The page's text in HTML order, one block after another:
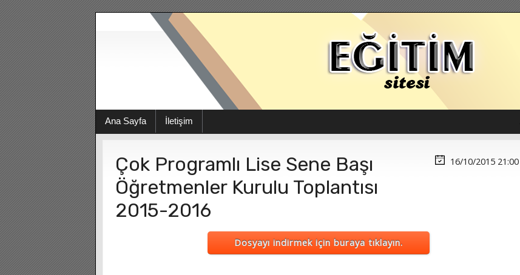
Ana Sayfa İletişim
Çok Programlı Lise Sene Başı
Öğretmenler Kurulu Toplantısı
2015-2016
16/10/2015 21:00
Dosyayı indirmek için buraya tıklayın.